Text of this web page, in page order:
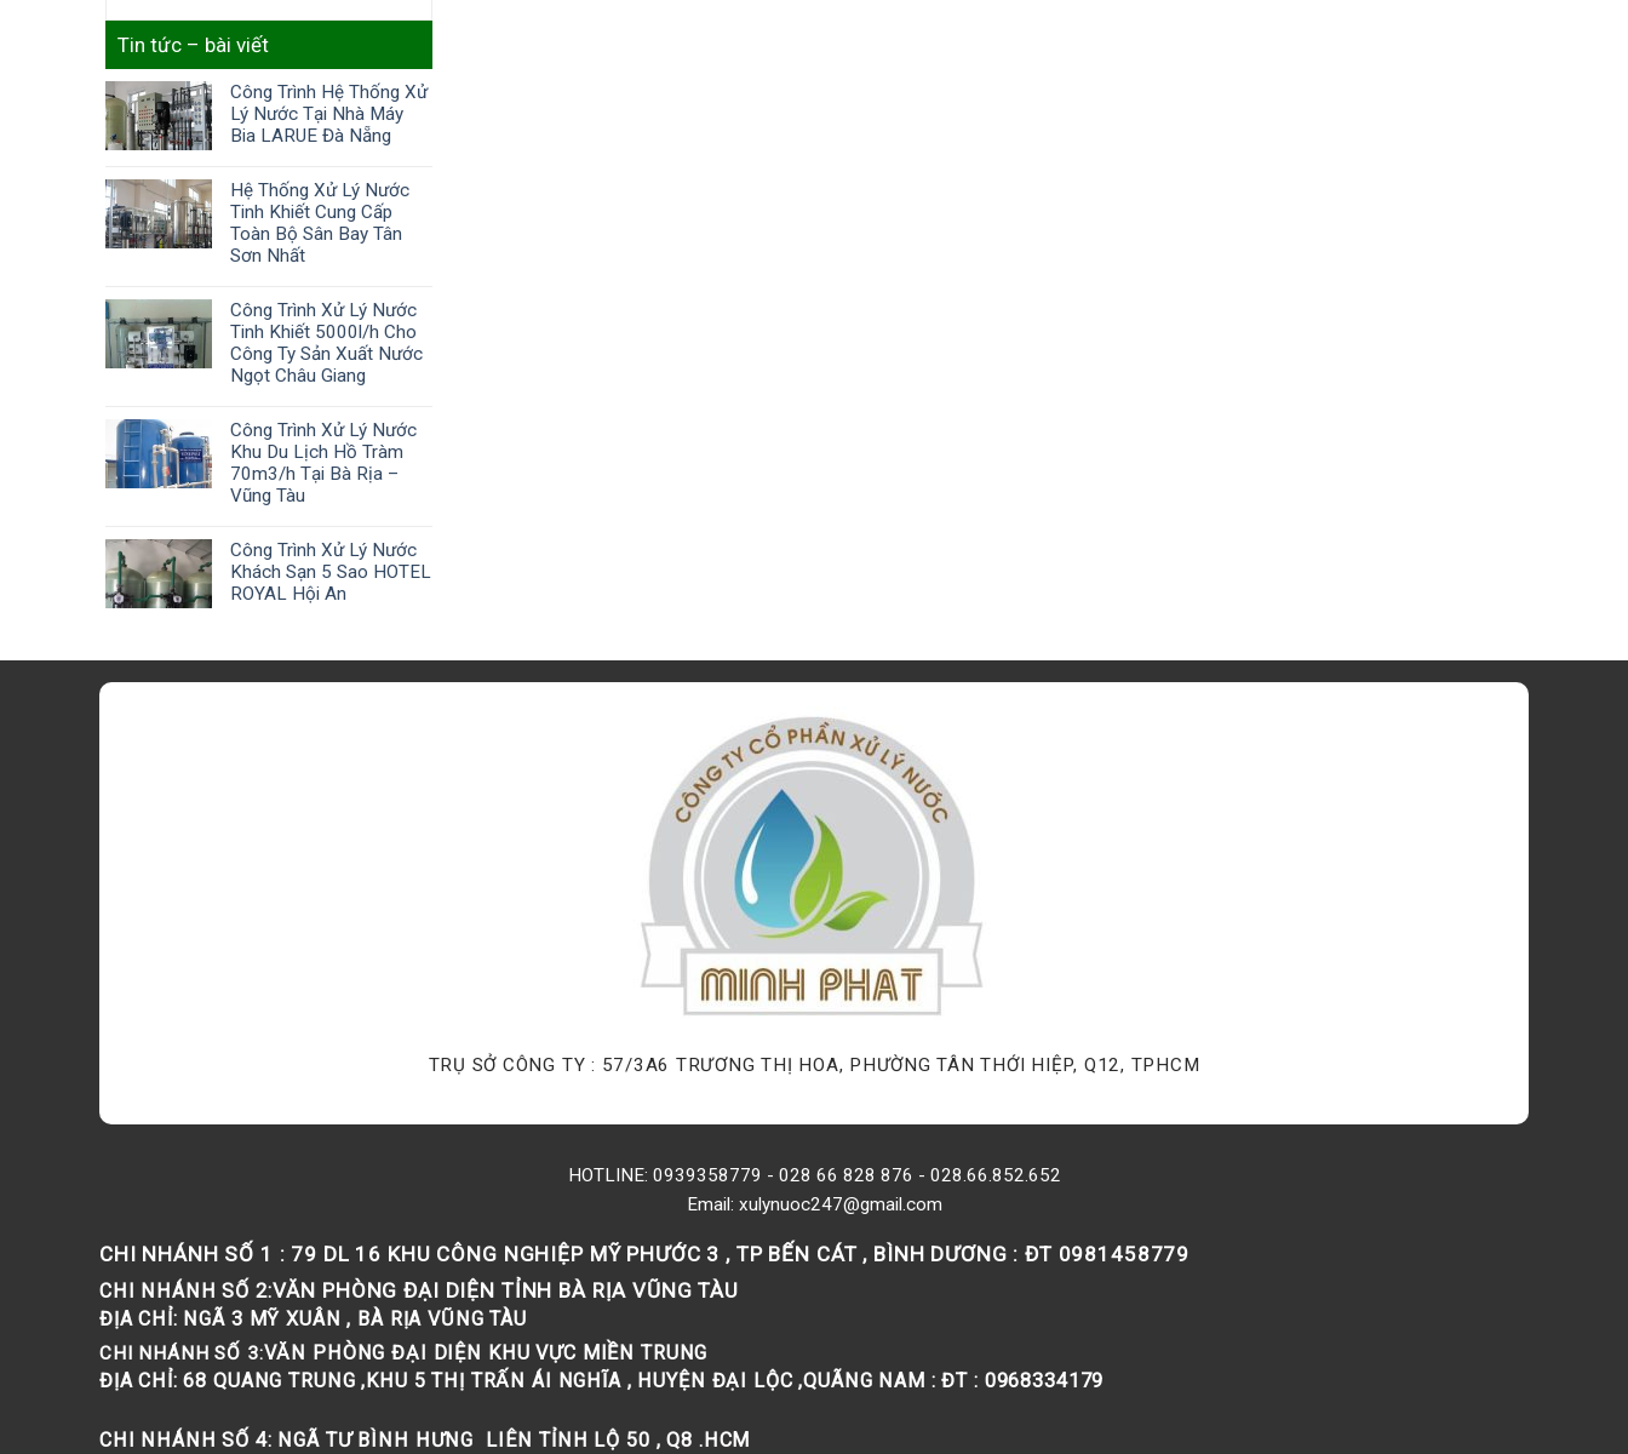
Tin tức – bài viết
Công Trình Hệ Thống Xử
Lý Nước Tại Nhà Máy
Bia LARUE Đà Nẵng
Hệ Thống Xử Lý Nước
Tinh Khiết Cung Cấp
Toàn Bộ Sân Bay Tân
Sơn Nhất
Công Trình Xử Lý Nước
Tinh Khiết 5000l/h Cho
Công Ty Sản Xuất Nước
Ngọt Châu Giang
Công Trình Xử Lý Nước
Khu Du Lịch Hồ Tràm
70m3/h Tại Bà Rịa –
Vũng Tàu
Công Trình Xử Lý Nước
Khách Sạn 5 Sao HOTEL
ROYAL Hội An
TRỤ SỞ CÔNG TY : 57/3A6 TRƯƠNG THỊ HOA, PHƯỜNG TÂN THỚI HIỆP, Q12, TPHCM
HOTLINE: 0939358779 - 028 66 828 876 - 028.66.852.652
Email: xulynuoc247@gmail.com
CHI NHÁNH SỐ 1 : 79 DL 16 KHU CÔNG NGHIỆP MỸ PHƯỚC 3 , TP BẾN CÁT , BÌNH DƯƠNG : ĐT 0981458779
CHI NHÁNH SỐ 2:VĂN PHÒNG ĐẠI DIỆN TỈNH BÀ RỊA VŨNG TÀU
ĐỊA CHỈ: NGÃ 3 MỸ XUÂN , BÀ RỊA VŨNG TÀU
CHI NHÁNH SỐ 3:VĂN PHÒNG ĐẠI DIỆN KHU VỰC MIỀN TRUNG
ĐỊA CHỈ: 68 QUANG TRUNG ,KHU 5 THỊ TRẤN ÁI NGHĨA , HUYỆN ĐẠI LỘC ,QUÃNG NAM : ĐT : 0968334179
CHI NHÁNH SỐ 4: NGÃ TƯ BÌNH HƯNG LIÊN TỈNH LỘ 50 , Q8 .HCM